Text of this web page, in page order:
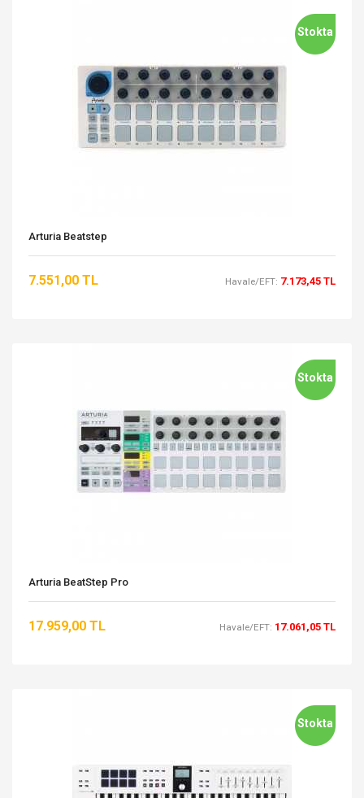
Stokta
Arturia Beatstep
7.551,00 TL Havale/EFT: 7.173,45 TL
Stokta
Arturia BeatStep Pro
17.959,00 TL Havale/EFT: 17.061,05 TL
Stokta